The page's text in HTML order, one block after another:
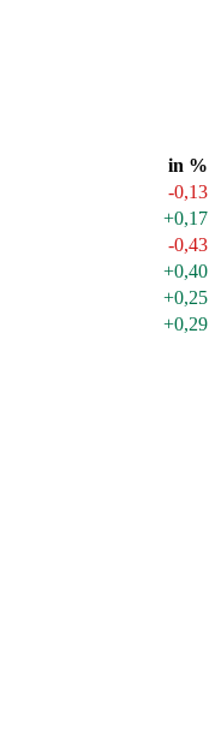
in %
-0,13
+0,17
-0,43
+0,40
+0,25
+0,29